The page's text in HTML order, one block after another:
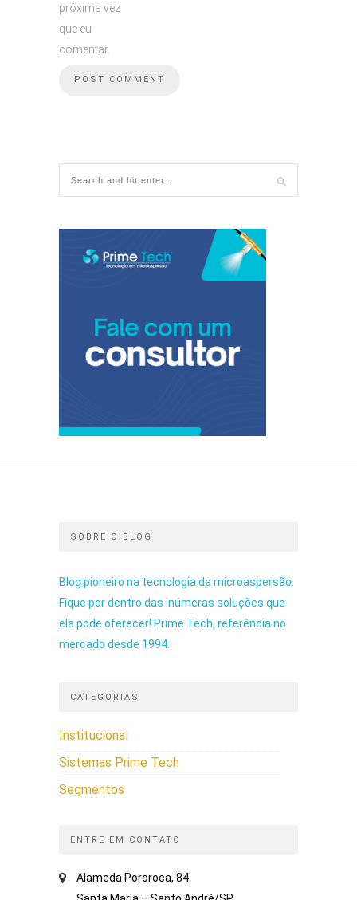
próxima vez
que eu
comentar.
SOBRE O BLOG
Blog pioneiro na tecnologia da microaspersão.
Fique por dentro das inúmeras soluções que
ela pode oferecer! Prime Tech, referência no
mercado desde 1994.
CATEGORIAS
Institucional
Sistemas Prime Tech
Segmentos
ENTRE EM CONTATO
Alameda Pororoca, 84